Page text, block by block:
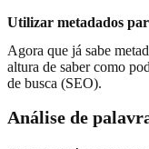
Utilizar metadados
Agora que já sabe
altura de saber como
de busca (SEO).
Análise de